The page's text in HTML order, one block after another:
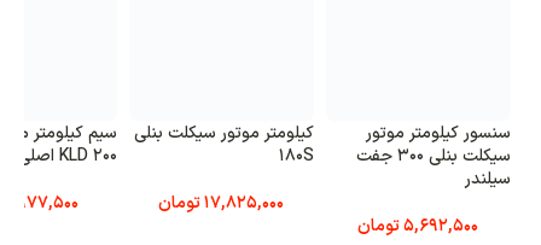
سنسور کیلومتر موتور
سیکلت بنلی 300 جفت
سیلندر
5,692,500تومان
کیلومتر موتور سیکلت بنلی
180S
17,825,000تومان
سیم کیلومتر
KLD 200 اصلی
977,500